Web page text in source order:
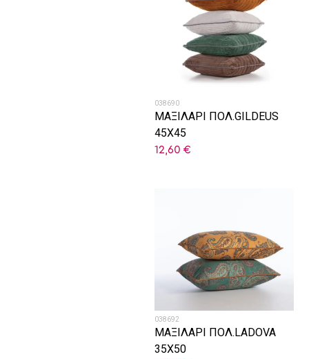
038690
ΜΑΞΙΛΑΡΙ ΠΟΛ.GILDEUS
45X45
12,60 €
038692
ΜΑΞΙΛΑΡΙ ΠΟΛ.LADOVA
35X50